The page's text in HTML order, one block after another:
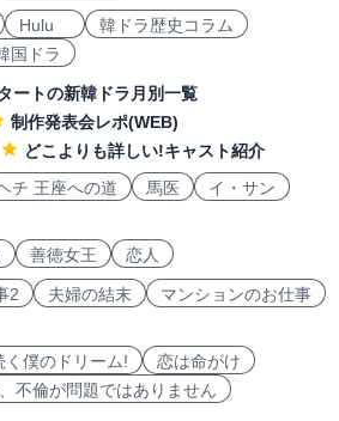
Hulu
韓ドラ歴史コラム
国ドラ
ートの新韓ドラ月別一覧
制作発表会レポ(WEB)
どこよりも詳しい!キャスト紹介
チ 王座への道 馬医
イ・サン
善徳女王 恋人
2 夫婦の結末
マンションのお仕事
く僕のドリーム!
恋は命がけ
不倫が問題ではありません